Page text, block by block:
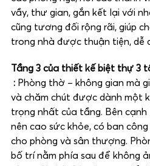
vầy, thư gian, gắn kết lại với
cũng tương đối rộng rãi, giúp
trong nhà được thuận tiện, dễ
Tầng 3 của thiết kế biệt thự 3
: Phòng thờ – không gian mà
và chăm chút được dành một
trọng nhất của tầng. Bên
nên cao sức khỏe, có ban
cho phòng và sân thượng.
bố trí nằm phía sau để không